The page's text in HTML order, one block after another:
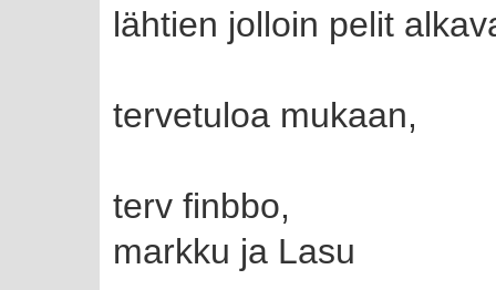
lähtien jolloin pelit
tervetuloa mukaan,
terv finbbo,
markku ja Lasu